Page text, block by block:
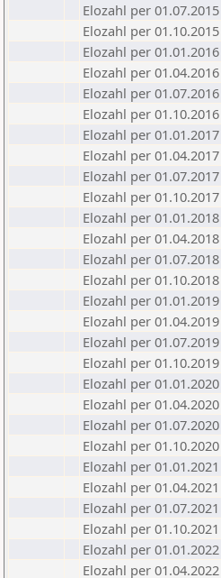
Elozahl per 01.07.2015
Elozahl per 01.10.2015
Elozahl per 01.01.2016
Elozahl per 01.04.2016
Elozahl per 01.07.2016
Elozahl per 01.10.2016
Elozahl per 01.01.2017
Elozahl per 01.04.2017
Elozahl per 01.07.2017
Elozahl per 01.10.2017
Elozahl per 01.01.2018
Elozahl per 01.04.2018
Elozahl per 01.07.2018
Elozahl per 01.10.2018
Elozahl per 01.01.2019
Elozahl per 01.04.2019
Elozahl per 01.07.2019
Elozahl per 01.10.2019
Elozahl per 01.01.2020
Elozahl per 01.04.2020
Elozahl per 01.07.2020
Elozahl per 01.10.2020
Elozahl per 01.01.2021
Elozahl per 01.04.2021
Elozahl per 01.07.2021
Elozahl per 01.10.2021
Elozahl per 01.01.2022
Elozahl per 01.04.2022